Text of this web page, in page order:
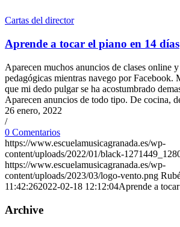
Cartas del director
Aprende a tocar el piano en 14 días
Aparecen muchos anuncios de clases online
pedagógicas mientras navego por Facebook.
que mi dedo pulgar se ha acostumbrado
Aparecen anuncios de todo tipo. De cocina,
26 enero, 2022
/
0 Comentarios
https://www.escuelamusicagranada.es/wp-
content/uploads/2022/01/black-
https://www.escuelamusicagranada.es/wp-
content/uploads/2023/03/logo-vento.png
11:42:262022-02-18 12:12:04Aprende a
Archive